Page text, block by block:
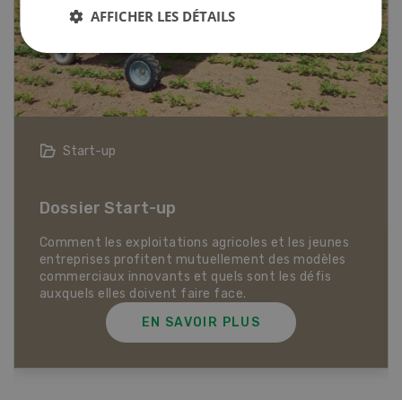
Start-up
Dossier Start-up
Comment les exploitations agricoles et les jeunes
entreprises profitent mutuellement des modèles
commerciaux innovants et quels sont les défis
auxquels elles doivent faire face.
EN SAVOIR PLUS
AFFICHER LES DÉTAILS